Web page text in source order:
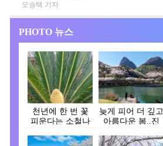
오승택 기자
PHOTO 뉴스
천년에 한 번 꽃
피운다는 소철나
꽃…
늦게 피어 더 깊고
아름다운 봄..진
들…